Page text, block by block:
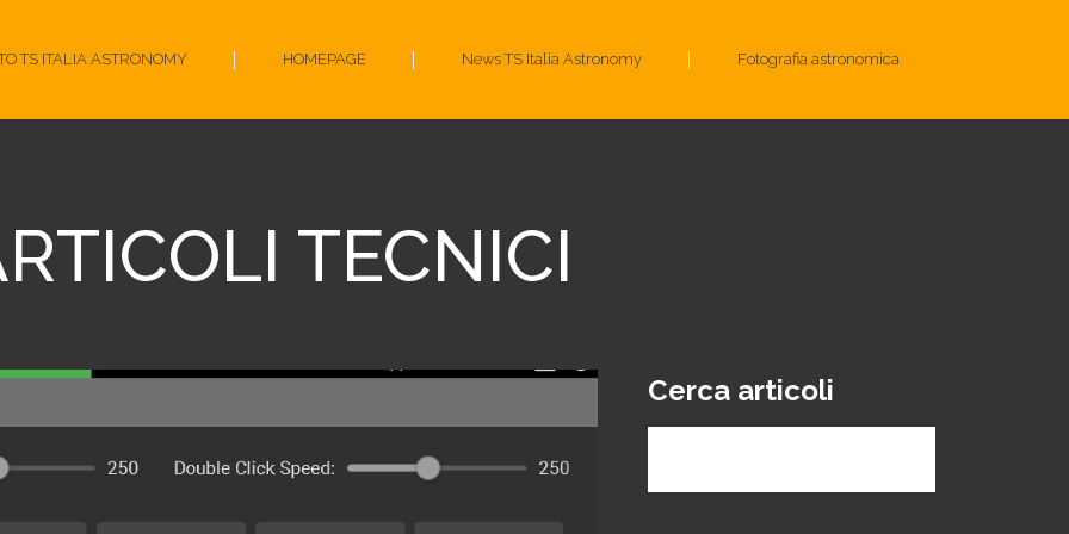
TS ITALIA ASTRONOMY HOMEPAGE News TS Italia Astronomy Fotografia astronomica
TECNICI
Cerca articoli